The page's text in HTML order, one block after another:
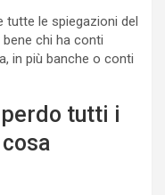
le spiegazioni del
chi ha conti
in più banche o conti
tutti i